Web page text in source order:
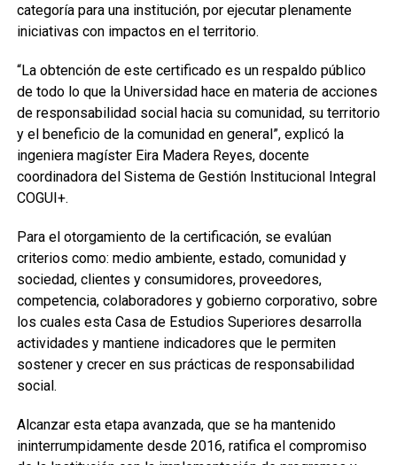
categoría para una institución, por ejecutar plenamente
iniciativas con impactos en el territorio.
“La obtención de este certificado es un respaldo público
de todo lo que la Universidad hace en materia de acciones
de responsabilidad social hacia su comunidad, su territorio
y el beneficio de la comunidad en general”, explicó la
ingeniera magíster Eira Madera Reyes, docente
coordinadora del Sistema de Gestión Institucional Integral
COGUI+.
Para el otorgamiento de la certificación, se evalúan
criterios como: medio ambiente, estado, comunidad y
sociedad, clientes y consumidores, proveedores,
competencia, colaboradores y gobierno corporativo, sobre
los cuales esta Casa de Estudios Superiores desarrolla
actividades y mantiene indicadores que le permiten
sostener y crecer en sus prácticas de responsabilidad
social.
Alcanzar esta etapa avanzada, que se ha mantenido
ininterrumpidamente desde 2016, ratifica el compromiso